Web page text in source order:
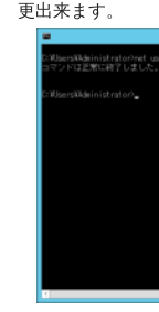
更出来ます。